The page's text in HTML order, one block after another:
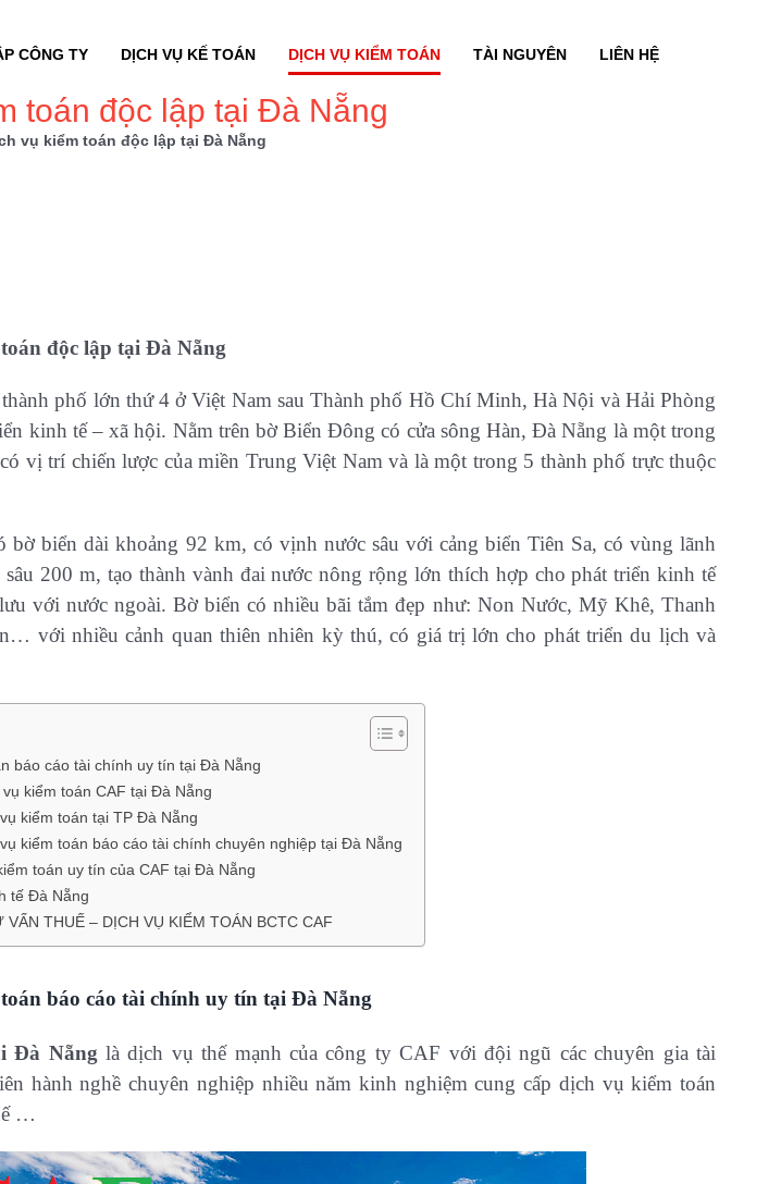
CÔNG TY DỊCH VỤ KẾ TOÁN DỊCH VỤ KIỂM TOÁN TÀI NGUYÊN LIÊN HỆ
toán độc lập tại Đà Nẵng
vụ kiểm toán độc lập tại Đà Nẵng
độc lập tại Đà Nẵng
phố lớn thứ 4 ở Việt Nam sau Thành phố Hồ Chí Minh, Hà Nội và Hải Phòng
kinh tế – xã hội. Nằm trên bờ Biển Đông có cửa sông Hàn, Đà Nẵng là một trong
vị trí chiến lược của miền Trung Việt Nam và là một trong 5 thành phố trực thuộc
bờ biển dài khoảng 92 km, có vịnh nước sâu với cảng biển Tiên Sa, có vùng lãnh
200 m, tạo thành vành đai nước nông rộng lớn thích hợp cho phát triển kinh tế
với nước ngoài. Bờ biển có nhiều bãi tắm đẹp như: Non Nước, Mỹ Khê, Thanh
với nhiều cảnh quan thiên nhiên kỳ thú, có giá trị lớn cho phát triển du lịch và
báo cáo tài chính uy tín tại Đà Nẵng
kiểm toán CAF tại Đà Nẵng
kiểm toán tại TP Đà Nẵng
kiểm toán báo cáo tài chính chuyên nghiệp tại Đà Nẵng
toán uy tín của CAF tại Đà Nẵng
tế Đà Nẵng
VẤN THUẾ – DỊCH VỤ KIỂM TOÁN BCTC CAF
báo cáo tài chính uy tín tại Đà Nẵng
Đà Nẵng là dịch vụ thế mạnh của công ty CAF với đội ngũ các chuyên gia tài
hành nghề chuyên nghiệp nhiều năm kinh nghiệm cung cấp dịch vụ kiểm toán
…